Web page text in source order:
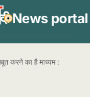
करने का है माध्यम :